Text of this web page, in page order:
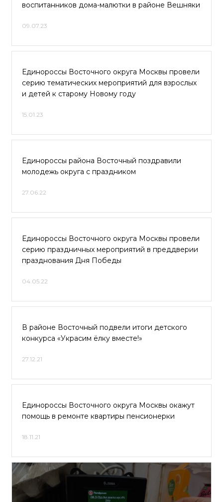
воспитанников дома-малютки в районе Вешняки
09.07.23
Единороссы Восточного округа Москвы провели
серию тематических мероприятий для взрослых
и детей к старому Новому году
15.01.23
Единороссы района Восточный поздравили
молодежь округа с праздником
27.06.22
Единороссы Восточного округа Москвы провели
серию праздничных мероприятий в преддверии
празднования Дня Победы
04.05.22
В районе Восточный подвели итоги детского
конкурса «Украсим ёлку вместе!»
27.12.21
Единороссы Восточного округа Москвы окажут
помощь в ремонте квартиры пенсионерки
18.11.21